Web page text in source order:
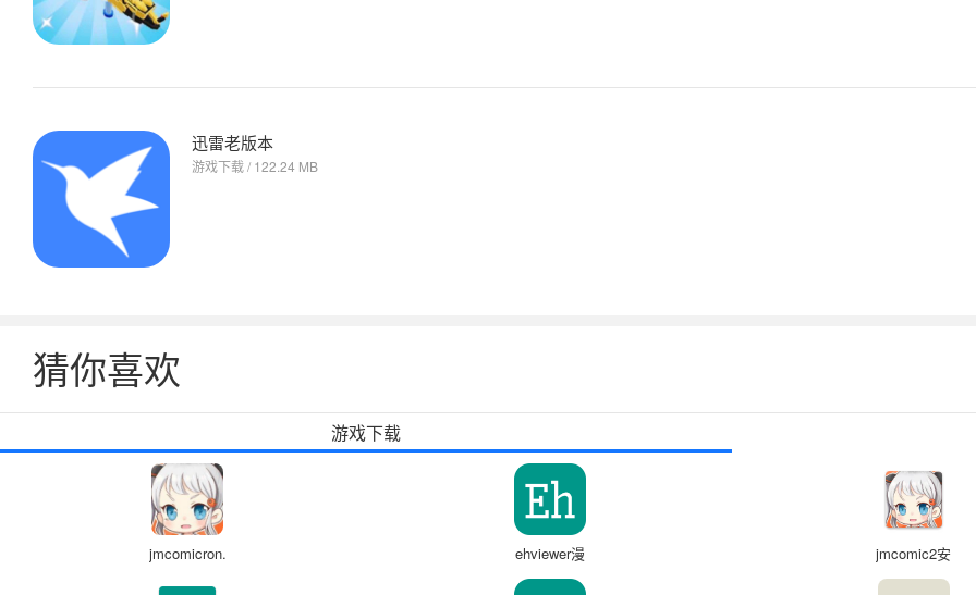
迅雷老版本
游戏下载 / 122.24 MB
猜你喜欢
游戏下载
jmcomicron.mic
天堂安装包
ehviewer漫
画
jmcomic2安
装包1.7.4